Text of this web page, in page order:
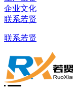
企业文化
联系若贤
联系若贤